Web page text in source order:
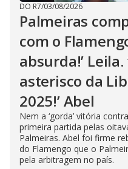
DO R7/03/08/2026
Palmeiras
com o
absurda!’
asterisco da
2025!’ Abel
Nem a ‘gorda’ vitória
primeira partida pelas
Palmeiras. Abel foi firme
do Flamengo que o
pela arbitragem no país.